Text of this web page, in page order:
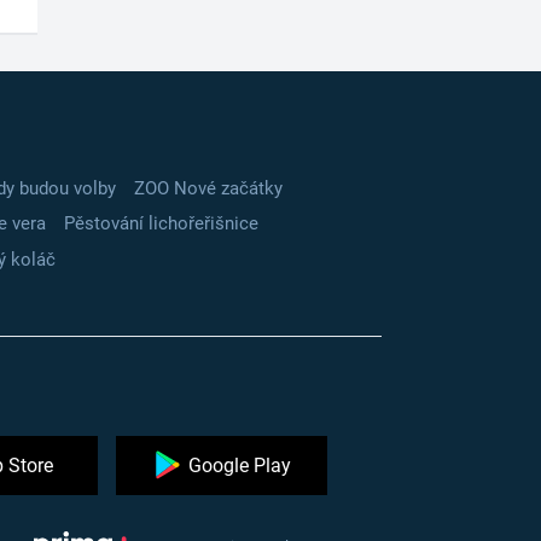
budou volby
ZOO Nové začátky
vera
Pěstování lichořeřišnice
koláč
Store Google Play